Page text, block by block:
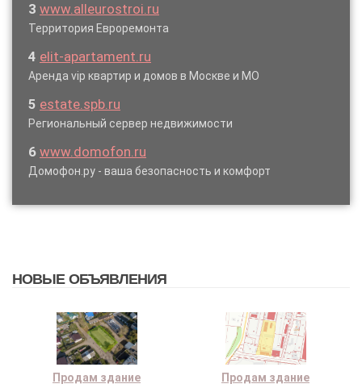
3 www.alleurostroi.ru
Территория Евроремонта
4 elit-apartament.ru
Аренда vip квартир и домов в Москве и МО
5 estate.spb.ru
Региональный сервер недвижимости
6 www.domofon.ru
Домофон.ру - ваша безопасность и комфорт
НОВЫЕ ОБЪЯВЛЕНИЯ
Продам здание
Продам здание